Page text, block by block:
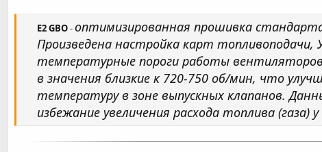
н
и
я
E2 GBO- оптимизированная прошивка
Произведена настройка карт
температурные пороги работы
в значения близкие к 720-750 об/мин, что
температуру в зоне выпускных клапанов.
избежание увеличения расхода топлива (газа) у